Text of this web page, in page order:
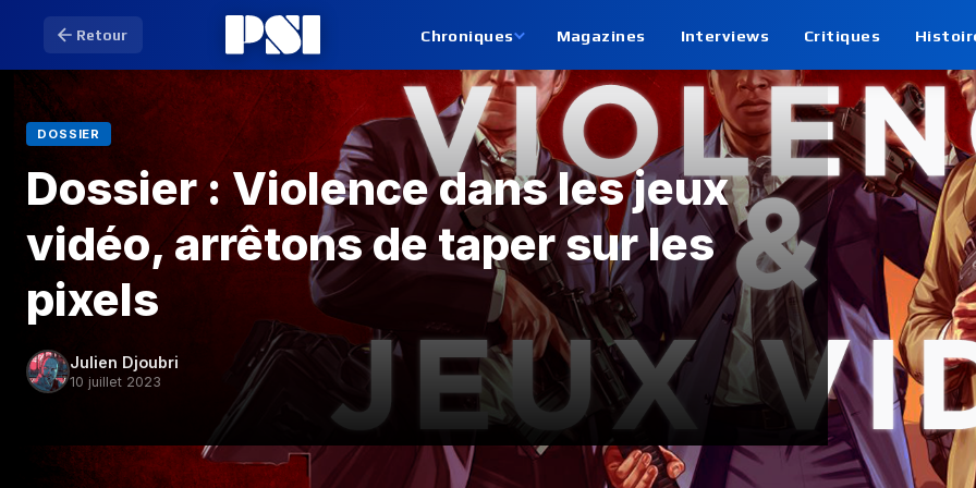
Retour Chroniques Magazines Interviews Critiques
DOSSIER
Dossier : Violence dans les jeux
vidéo, arrêtons de taper sur les
pixels
Julien Djoubri
10 juillet 2023